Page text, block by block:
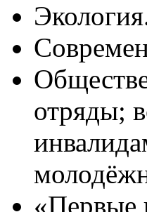
отряды;
«Первые